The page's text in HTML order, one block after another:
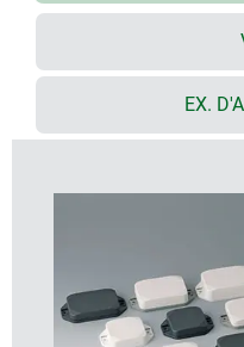
configurations de
besoins des
surfaces planes
simple et convivial
stabilité grâce à une
pourtour
offrant une sécurité
matériau ignifuge
standard blanc
EX.